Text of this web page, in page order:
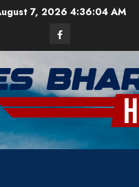
7, 2026 4:36:05 AM
Facebook